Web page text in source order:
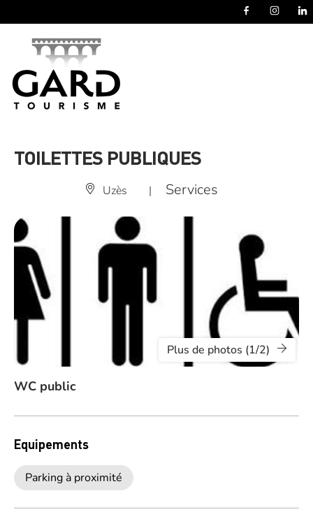
TOILETTES PUBLIQUES
Uzès | Services
Plus de photos (1/2)
WC public
Equipements
Parking à proximité